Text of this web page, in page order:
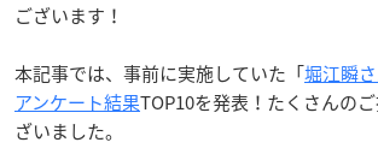
ございます！
本記事では、事前に実施していた「堀江瞬
アンケート結果TOP10を発表！たくさんの
ざいました。